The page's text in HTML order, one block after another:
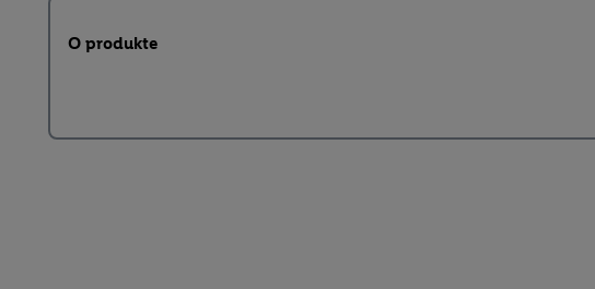
O produkte